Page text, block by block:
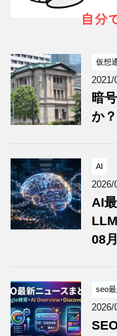
仮想
2021/
暗
か
AI
2026/
AI
08
seo
2026/